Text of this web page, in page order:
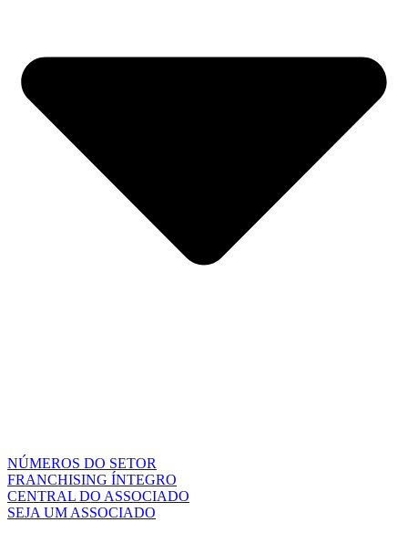
NÚMEROS DO SETOR
FRANCHISING ÍNTEGRO
CENTRAL DO ASSOCIADO
SEJA UM ASSOCIADO